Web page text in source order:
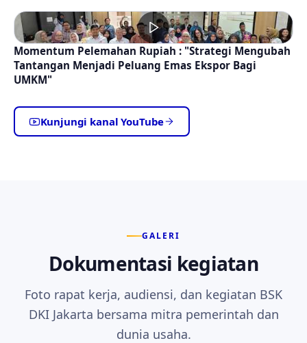
Momentum Pelemahan Rupiah : "Strategi Mengubah
Tantangan Menjadi Peluang Emas Ekspor Bagi
UMKM"
Kunjungi kanal YouTube
GALERI
Dokumentasi kegiatan
Foto rapat kerja, audiensi, dan kegiatan BSK
DKI Jakarta bersama mitra pemerintah dan
dunia usaha.